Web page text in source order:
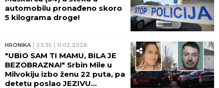
automobilu pronađeno skoro
5 kilograma droge!
HRONIKA 23:35 11.02.2026
"UBIO SAM TI MAMU, BILA JE
BEZOBRAZNA!" Srbin Mile u
Milvokiju izbo ženu 22 puta, pa
detetu poslao JEZIVU